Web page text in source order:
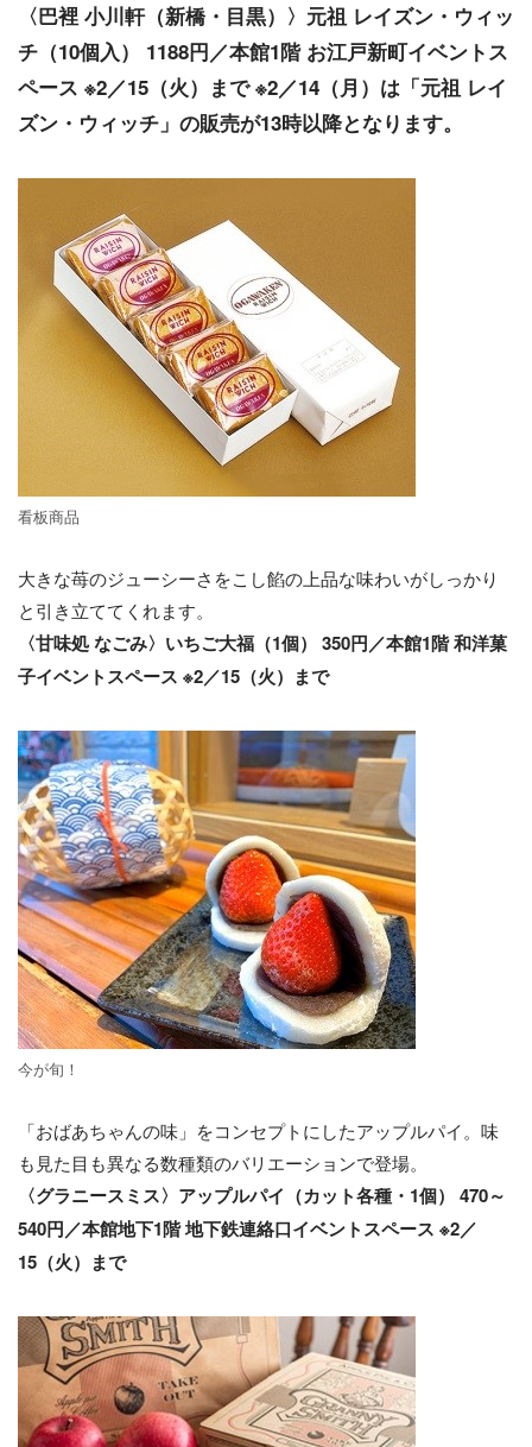
〈巴裡 小川軒（新橋・目黒）〉元祖 レイズン・ウィッ
チ（10個入） 1188円／本館1階 お江戸新町イベントス
ペース ※2／15（火）まで ※2／14（月）は「元祖 レイ
ズン・ウィッチ」の販売が13時以降となります。
看板商品
大きな苺のジューシーさをこし餡の上品な味わいがしっかり
と引き立ててくれます。
〈甘味処 なごみ〉いちご大福（1個） 350円／本館1階 和洋菓
子イベントスペース ※2／15（火）まで
今が旬！
「おばあちゃんの味」をコンセプトにしたアップルパイ。味
も見た目も異なる数種類のバリエーションで登場。
〈グラニースミス〉アップルパイ（カット各種・1個） 470～
540円／本館地下1階 地下鉄連絡口イベントスペース ※2／
15（火）まで